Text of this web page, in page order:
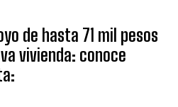
de hasta 71 mil pesos
vivienda: conoce